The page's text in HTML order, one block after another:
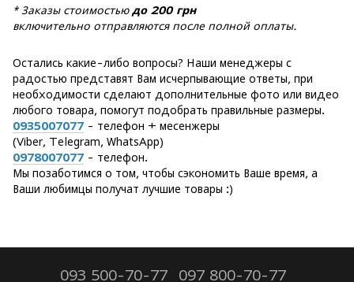
* Заказы стоимостьюдо 200 грн
включительно отправляются после полной оплаты.
Остались какие-либо вопросы? Наши менеджеры с
радостью представят Вам исчерпывающие ответы, при
необходимости сделают дополнительные фото или видео
любого товара, помогут подобрать правильные размеры.
0935007077 - телефон + месенжеры
(Viber, Telegram, WhatsApp)
0978007077 - телефон.
Мы позаботимся о том, чтобы сэкономить Ваше время, а
Ваши любимцы получат лучшие товары :)
093 500-70-77 097 800-70-77